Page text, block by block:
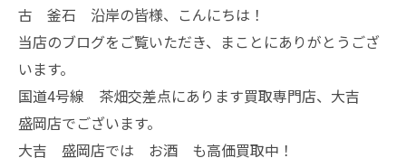
古 釜石 沿岸の皆様、こんにちは！
当店のブログをご覧いただき、まことにありがとうござ
います。
国道4号線 茶畑交差点にあります買取専門店、大吉
盛岡店でございます。
大吉 盛岡店では お酒 も高価買取中！